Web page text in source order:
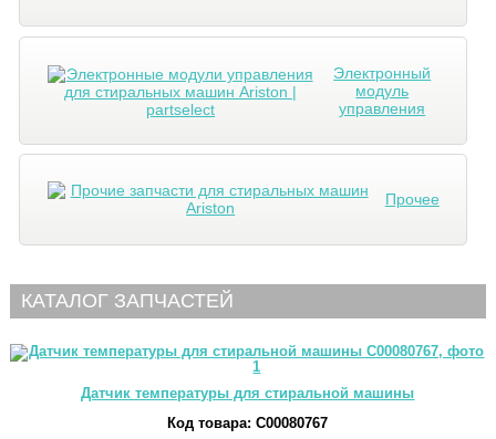
Электронный
модуль
управления
Прочее
КАТАЛОГ ЗАПЧАСТЕЙ
Датчик температуры для стиральной машины
Код товара: C00080767